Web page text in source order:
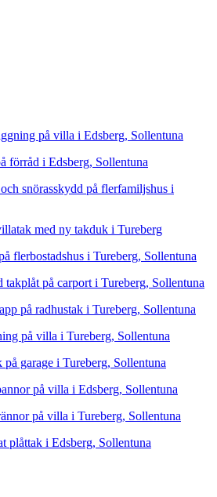
på villa i Edsberg, Sollentuna
förråd i Edsberg, Sollentuna
snörasskydd på flerfamiljshus i
med ny takduk i Tureberg
flerbostadshus i Tureberg, Sollentuna
på carport i Tureberg, Sollentuna
på radhustak i Tureberg, Sollentuna
på villa i Tureberg, Sollentuna
garage i Tureberg, Sollentuna
på villa i Edsberg, Sollentuna
på villa i Tureberg, Sollentuna
plåttak i Edsberg, Sollentuna